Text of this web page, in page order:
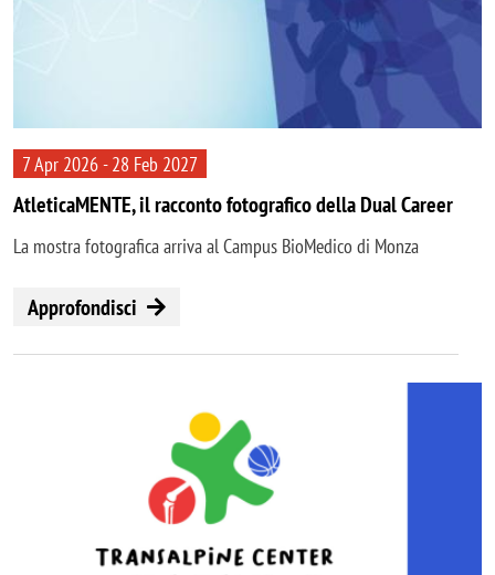
7 Apr 2026 - 28 Feb 2027
AtleticaMENTE, il racconto fotografico della Dual Career
La mostra fotografica arriva al Campus BioMedico di Monza
Approfondisci